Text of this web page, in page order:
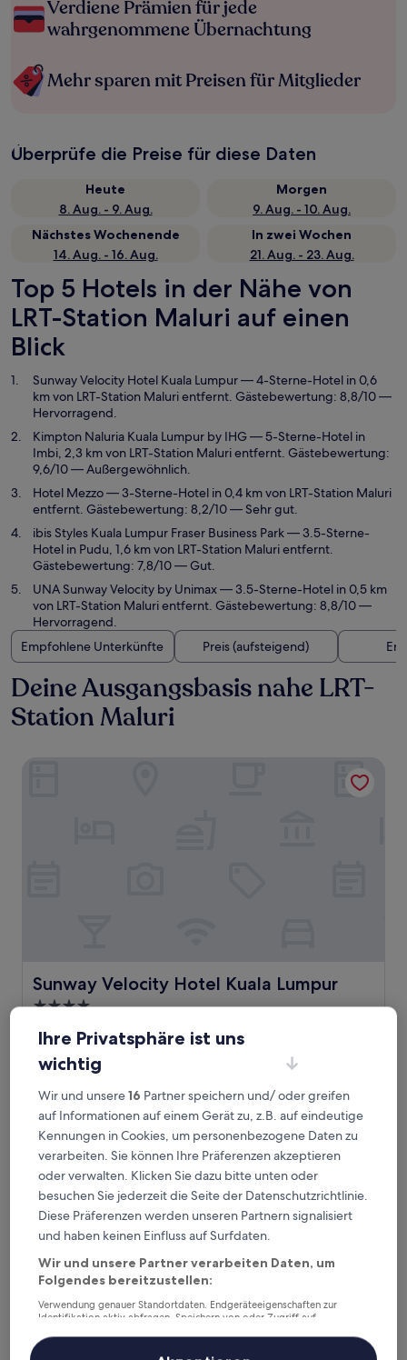
Verdiene Prämien für jede
wahrgenommene Übernachtung
Mehr sparen mit Preisen für Mitglieder
Überprüfe die Preise für diese Daten
Heute
8. Aug. - 9. Aug.
Morgen
9. Aug. - 10. Aug.
Nächstes Wochenende
14. Aug. - 16. Aug.
In zwei Wochen
21. Aug. - 23. Aug.
Top 5 Hotels in der Nähe von
LRT-Station Maluri auf einen
Blick
Sunway Velocity Hotel Kuala Lumpur— 4-Sterne-Hotel in 0,6
km von LRT-Station Maluri entfernt. Gästebewertung: 8,8/10 —
Hervorragend.
Kimpton Naluria Kuala Lumpur by IHG— 5-Sterne-Hotel in
Imbi, 2,3 km von LRT-Station Maluri entfernt. Gästebewertung:
9,6/10 — Außergewöhnlich.
Hotel Mezzo— 3-Sterne-Hotel in 0,4 km von LRT-Station Maluri
entfernt. Gästebewertung: 8,2/10 — Sehr gut.
ibis Styles Kuala Lumpur Fraser Business Park— 3.5-Sterne-
Hotel in Pudu, 1,6 km von LRT-Station Maluri entfernt.
Gästebewertung: 7,8/10 — Gut.
UNA Sunway Velocity by Unimax— 3.5-Sterne-Hotel in 0,5 km
von LRT-Station Maluri entfernt. Gästebewertung: 8,8/10 —
Hervorragend.
Empfohlene Unterkünfte
Preis (aufsteigend)
Deine Ausgangsbasis nahe LRT-
Station Maluri
Sunway Velocity Hotel Kuala Lumpur
Sunway Velocity Hotel Kuala Lumpur
4.0-
Unterkunft
0,6 km von LRT-Station Maluri entfernt
8.8
von
Hervorragend,
(349
Bewertungen)
8,8/10 Hervorragend
Preis
beträgt
92 €
inkl. Steuern & Gebühren
24. Aug.–25. Aug.
Kimpton Naluria Kuala Lumpur by IHG
Ihre Privatsphäre ist uns
wichtig
Wir und unsere16 Partner speichern und/ oder greifen
auf Informationen auf einem Gerät zu, z.B. auf eindeutige
Kennungen in Cookies, um personenbezogene Daten zu
verarbeiten. Sie können Ihre Präferenzen akzeptieren
oder verwalten. Klicken Sie dazu bitte unten oder
besuchen Sie jederzeit die Seite der Datenschutzrichtlinie.
Diese Präferenzen werden unseren Partnern signalisiert
und haben keinen Einfluss auf Surfdaten.
Wir und unsere Partner verarbeiten Daten, um
Folgendes bereitzustellen:
Verwendung genauer Standortdaten. Endgeräteeigenschaften zur
Identifikation aktiv abfragen. Speichern von oder Zugriff auf
Inhalte, Messung von Werbeleistung und der Performance von Inhalten,
Zielgruppenforschung sowie Entwicklung und Verbesserung von